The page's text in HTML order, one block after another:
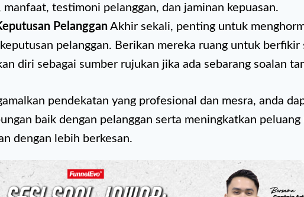
manfaat, testimoni pelanggan, dan jaminan kepuasan.
Pelanggan Akhir sekali, penting untuk
pelanggan. Berikan mereka ruang untuk berfikir
diri sebagai sumber rujukan jika ada sebarang soalan
pendekatan yang profesional dan mesra, anda
baik dengan pelanggan serta meningkatkan
dengan lebih berkesan.